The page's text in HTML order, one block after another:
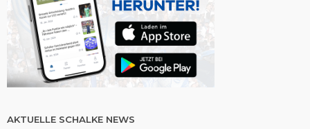
AKTUELLE SCHALKE NEWS